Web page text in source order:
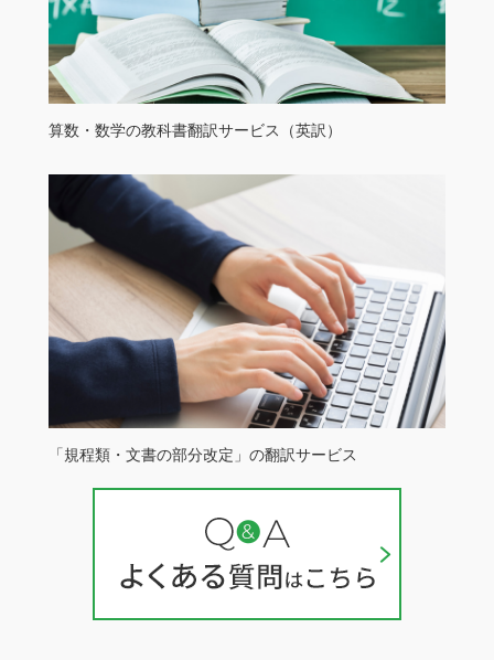
算数・数学の教科書翻訳サービス（英訳）
「規程類・文書の部分改定」の翻訳サービス